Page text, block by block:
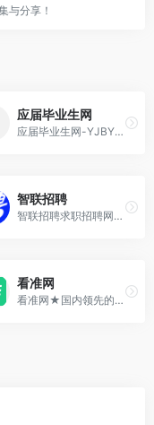
与分享！
应届毕业生网
应届毕业生网-YJBYS.COM
智联招聘
智联招聘求职招聘网站,为求职者提供真实准确的全国求职招聘信息,海量的高薪职位招聘信息供求职者选择,找工作就上智联招聘！
看准网
看准网★国内领先的职场信息平台,专注于公司评论,晒工资,工资待遇,面试,公司福利等.您可以在看准网上匿名分享您的职业信息